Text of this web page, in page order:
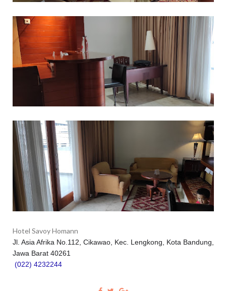
Hotel Savoy Homann
Jl. Asia Afrika No.112, Cikawao, Kec. Lengkong, Kota Bandung,
Jawa Barat 40261
(022) 4232244